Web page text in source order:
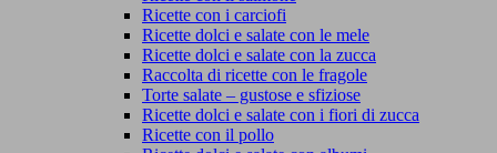
Ricette con i carciofi
Ricette dolci e salate con le mele
Ricette dolci e salate con la zucca
Raccolta di ricette con le fragole
Torte salate – gustose e sfiziose
Ricette dolci e salate con i fiori di zucca
Ricette con il pollo